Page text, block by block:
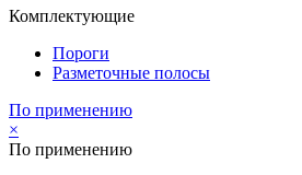
Комплектующие
Пороги
Разметочные полосы
По применению
×
По применению